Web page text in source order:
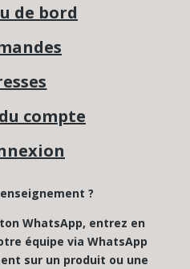
de bord
compte
?
WhatsApp, entrez en
équipe via WhatsApp
sur un produit ou une